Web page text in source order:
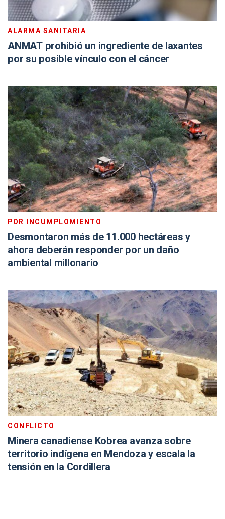
ALARMA SANITARIA
ANMAT prohibió un ingrediente de laxantes
por su posible vínculo con el cáncer
POR INCUMPLOMIENTO
Desmontaron más de 11.000 hectáreas y
ahora deberán responder por un daño
ambiental millonario
CONFLICTO
Minera canadiense Kobrea avanza sobre
territorio indígena en Mendoza y escala la
tensión en la Cordillera